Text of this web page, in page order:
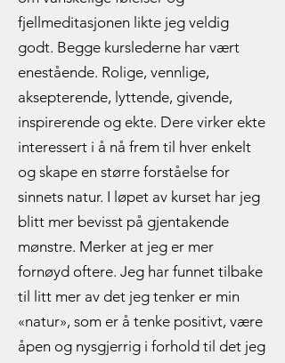
fjellmeditasjonen likte jeg veldig
godt. Begge kurslederne har vært
enestående. Rolige, vennlige,
aksepterende, lyttende, givende,
inspirerende og ekte. Dere virker ekte
interessert i å nå frem til hver enkelt
og skape en større forståelse for
sinnets natur. I løpet av kurset har jeg
blitt mer bevisst på gjentakende
mønstre. Merker at jeg er mer
fornøyd oftere. Jeg har funnet tilbake
til litt mer av det jeg tenker er min
«natur», som er å tenke positivt, være
åpen og nysgjerrig i forhold til det jeg